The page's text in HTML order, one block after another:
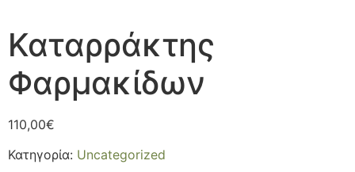
Καταρράκτης
Φαρμακίδων
110,00€
Κατηγορία: Uncategorized